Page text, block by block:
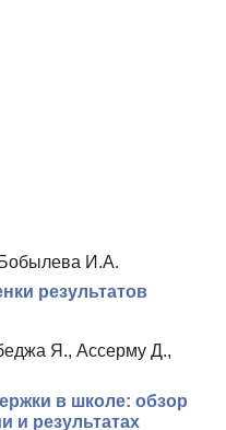
Бобылева И.А.
результатов
Я., Ассерму Д.,
в школе: обзор
и результатах